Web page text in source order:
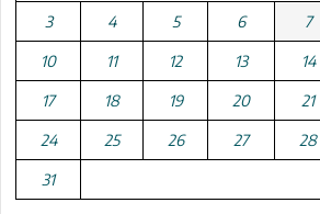
3 4 5 6 7
10 11 12 13 14
17 18 19 20 21
24 25 26 27 28
31